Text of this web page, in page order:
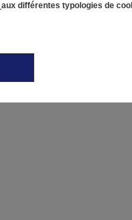
aux différentes typologies de